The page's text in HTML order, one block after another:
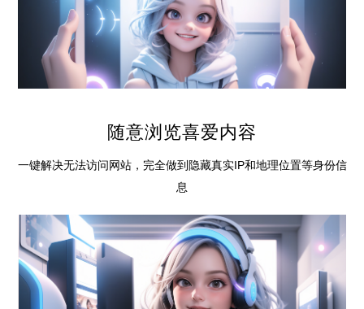
随意浏览喜爱内容
一键解决无法访问网站，完全做到隐藏真实IP和地理位置等身份信
息